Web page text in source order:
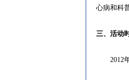
心病和科
三、活动
2012年